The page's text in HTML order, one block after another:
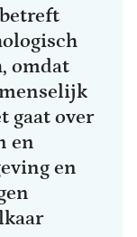
omdat
gaat over
en
en